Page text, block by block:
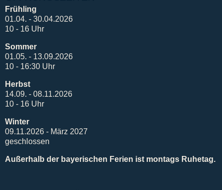
Frühling
01.04. - 30.04.2026
10 - 16 Uhr
Sommer
01.05. - 13.09.2026
10 - 16:30 Uhr
Herbst
14.09. - 08.11.2026
10 - 16 Uhr
Winter
09.11.2026 - März 2027
geschlossen
Außerhalb der bayerischen Ferien ist montags Ruhetag.